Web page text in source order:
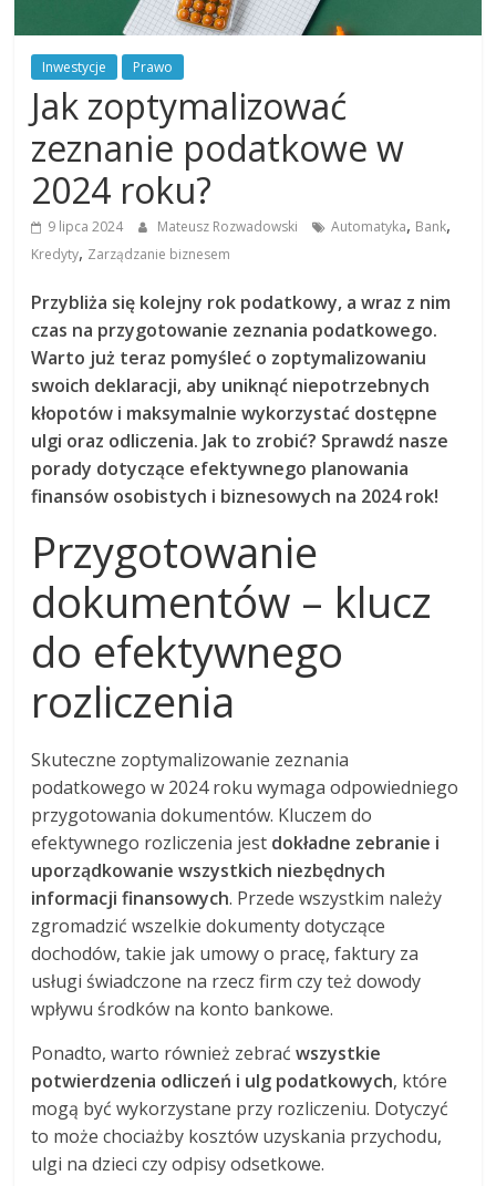
Inwestycje Prawo
Jak zoptymalizować
zeznanie podatkowe w
2024 roku?
9 lipca 2024 Mateusz Rozwadowski Automatyka, Bank,
Kredyty, Zarządzanie biznesem
Przybliża się kolejny rok podatkowy, a wraz z nim
czas na przygotowanie zeznania podatkowego.
Warto już teraz pomyśleć o zoptymalizowaniu
swoich deklaracji, aby uniknąć niepotrzebnych
kłopotów i maksymalnie wykorzystać dostępne
ulgi oraz odliczenia. Jak to zrobić? Sprawdź nasze
porady dotyczące efektywnego planowania
finansów osobistych i biznesowych na 2024 rok!
Przygotowanie
dokumentów – klucz
do efektywnego
rozliczenia
Skuteczne zoptymalizowanie zeznania
podatkowego w 2024 roku wymaga odpowiedniego
przygotowania dokumentów. Kluczem do
efektywnego rozliczenia jest dokładne zebranie i
uporządkowanie wszystkich niezbędnych
informacji finansowych. Przede wszystkim należy
zgromadzić wszelkie dokumenty dotyczące
dochodów, takie jak umowy o pracę, faktury za
usługi świadczone na rzecz firm czy też dowody
wpływu środków na konto bankowe.
Ponadto, warto również zebraćwszystkie
potwierdzenia odliczeń i ulg podatkowych, które
mogą być wykorzystane przy rozliczeniu. Dotyczyć
to może chociażby kosztów uzyskania przychodu,
ulgi na dzieci czy odpisy odsetkowe.